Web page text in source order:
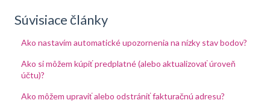
Súvisiace články
Ako nastavím automatické upozornenia na nízky stav bodov?
Ako si môžem kúpiť predplatné (alebo aktualizovať úroveň
účtu)?
Ako môžem upraviť alebo odstrániť fakturačnú adresu?